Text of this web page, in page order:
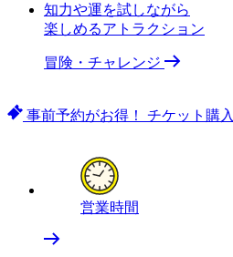
知力や運を試しながら
楽しめるアトラクション
冒険・チャレンジ
事前予約がお得！ チケット購入
営業時間